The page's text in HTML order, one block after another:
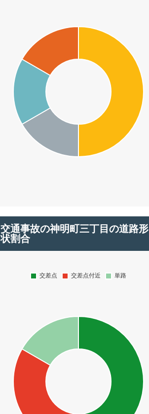
交通事故の神明町三丁目の道路形
状割合